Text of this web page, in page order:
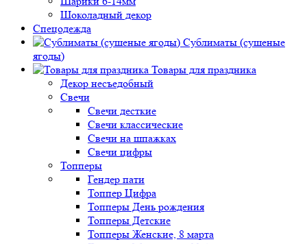
Шоколадный декор
Спецодежда
Сублиматы (сушеные
ягоды)
Товары для праздника
Декор несъедобный
Свечи
Свечи десткие
Свечи классические
Свечи на шпажках
Свечи цифры
Топперы
Гендер пати
Топпер Цифра
Топперы День рождения
Топперы Детские
Топперы Женские, 8 марта